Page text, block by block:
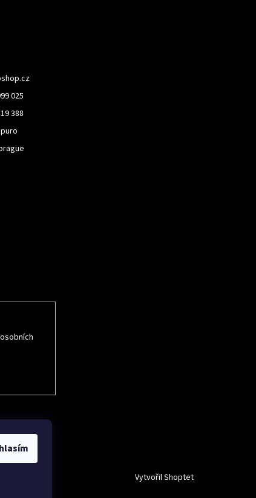
025
388
Vytvořil Shoptet